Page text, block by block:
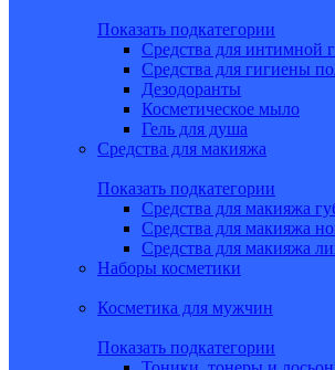
Показать подкатегории
Средства для интимной
Средства для гигиены
Дезодоранты
Косметическое мыло
Гель для душа
Средства для макияжа
Показать подкатегории
Средства для макияжа
Средства для макияжа
Средства для макияжа
Наборы косметики
Косметика для мужчин
Показать подкатегории